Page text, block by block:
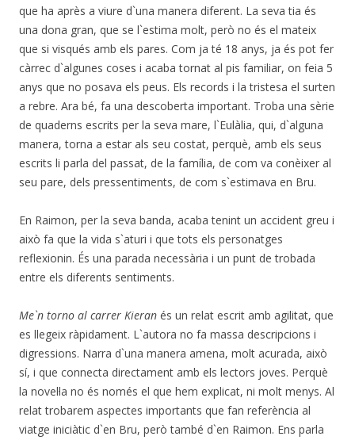
que ha après a viure d`una manera diferent. La seva tia és
una dona gran, que se l`estima molt, però no és el mateix
que si visqués amb els pares. Com ja té 18 anys, ja és pot fer
càrrec d`algunes coses i acaba tornat al pis familiar, on feia 5
anys que no posava els peus. Els records i la tristesa el surten
a rebre. Ara bé, fa una descoberta important. Troba una sèrie
de quaderns escrits per la seva mare, l`Eulàlia, qui, d`alguna
manera, torna a estar als seu costat, perquè, amb els seus
escrits li parla del passat, de la família, de com va conèixer al
seu pare, dels pressentiments, de com s`estimava en Bru.
En Raimon, per la seva banda, acaba tenint un accident greu i
això fa que la vida s`aturi i que tots els personatges
reflexionin. És una parada necessària i un punt de trobada
entre els diferents sentiments.
Me`n torno al carrer Kieran és un relat escrit amb agilitat, que
es llegeix ràpidament. L`autora no fa massa descripcions i
digressions. Narra d`una manera amena, molt acurada, això
sí, i que connecta directament amb els lectors joves. Perquè
la novel·la no és només el que hem explicat, ni molt menys. Al
relat trobarem aspectes importants que fan referència al
viatge iniciàtic d`en Bru, però també d`en Raimon. Ens parla